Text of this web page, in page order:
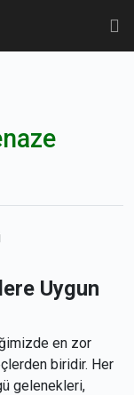
Uygun
en zor
biridir. Her
gelenekleri,